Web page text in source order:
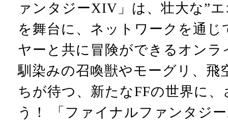
ァンタジーXIV」は、壮大な”
を舞台に、ネットワークを通
ヤーと共に冒険ができるオン
馴染みの召喚獣やモーグリ、
ちが待つ、新たなFFの世界に
う！ 「ファイナルファンタジ